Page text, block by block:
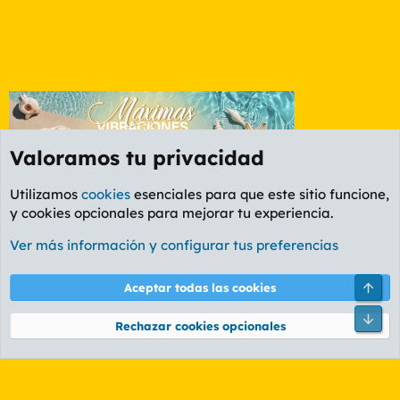
Foro General
Cookies
PL OLDSTYLE AMARILLO
Términos y reglas Política de privacidad Ayuda
Community platform by XenForo® © 2010-2026 XenForo Ltd.
Valoramos tu privacidad
Utilizamos cookies esenciales para que este sitio funcione,
y cookies opcionales para mejorar tu experiencia.
Ver más información y configurar tus preferencias
Aceptar todas las cookies
Rechazar cookies opcionales
Pie